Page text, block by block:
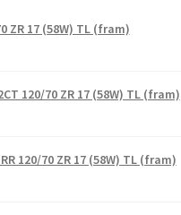
ZR 17 (58W) TL (fram)
120/70 ZR 17 (58W) TL (fram)
120/70 ZR 17 (58W) TL (fram)